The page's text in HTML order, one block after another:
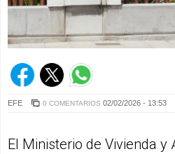
EFE 0 COMENTARIOS 02/02/2026 - 13:53
El Ministerio de Vivienda y